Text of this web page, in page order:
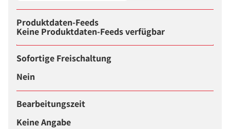
Produktdaten-Feeds
Keine Produktdaten-Feeds verfügbar
Sofortige Freischaltung
Nein
Bearbeitungszeit
Keine Angabe